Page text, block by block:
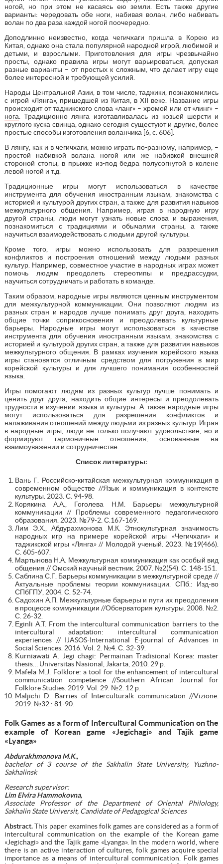
ногой, но при этом не касаясь ею земли. Есть также другие
варианты: чередовать обе ноги, набивая волан, либо набивать
волан по два раза каждой ногой поочередно.
Доподлинно неизвестно, когда чегичхаги пришла в Корею из
Китая, однако она стала популярной народной игрой, любимой и
детьми, и взрослыми. Приготовления для игры чрезвычайно
просты, однако правила игры могут варьироваться, допуская
разные варианты – от простых к сложным, что делает игру еще
более интересной и требующей усилий.
Народы Центральной Азии, в том числе, таджики, познакомились
с игрой «Лянга», пришедшей из Китая, в XII веке. Название игры
происходит от таджикского слова «ланг» – хромой или от «линг» –
нога . Традиционно лянга изготавливалась из козьей шерсти и
круглого куска свинца, однако сегодня сущестуют и другие, более
простые способы изготовления воланчика [6, c. 606].
В лянгу, как и в чегичхаги, можно играть по-разному, например, –
простой набивкой волана ногой или же набивкой внешней
стороной стопы, в прыжке из-под бедра полусогнутой в колене
левой ногой и т.д.
Традиционные игры могут использоваться в качестве
инструмента для обучения иностранным языкам, знакомства с
историей и культурой других стран, а также для развития навыков
межкультурного общения. Например, играя в народную игру
другой страны, люди могут узнать новые слова и выражения,
познакомиться с традициями и обычаями страны, а также
научиться взаимодействовать с людьми другой культуры.
Кроме того, игры можно использовать для разрешения
конфликтов и построения отношений между людьми разных
культур. Например, совместное участие в народных играх может
помочь людям преодолеть стереотипы и предрассудки,
научиться сотрудничать и работать в команде.
Таким образом, народные игры являются ценным инструментом
для межкультурной коммуникации. Они позволяют людям из
разных стран и народов лучше понимать друг друга, находить
общие точки соприкосновения и преодолевать культурные
барьеры. Народные игры могут использоваться в качестве
инструмента для обучения иностранным языкам, знакомства с
историей и культурой других стран, а также для развития навыков
межкультурного общения. В рамках изучения корейского языка
игры становятся отличным средством для погружения в мир
корейской культуры и для лучшего понимания особенностей
языка.
Игры помогают людям из разных культур лучше понимать и
ценить друг друга, находить общие интересы и преодолевать
трудности в изучении языка и культуры. А также народные игры
могут использоваться для разрешения конфликтов и
налаживания отношений между людьми из разных культур. Играя
в народные игры, люди не только получают удовольствие, но и
формируют гармоничные отношения, основанные на
взаимоуважении и сотрудничестве.
Список литературы:
Вань Г. Российско-китайская межкультурная коммуникация в
современном обществе //Язык и коммуникация в контексте
культуры. 2023. С. 94-98.
Корякина А.А., Гоголева Н.М. Барьеры межкультурной
коммуникации // Проблемы современного педагогического
образования. 2023. №79-2. С.167-169.
Лим Э.Х., Абдурахмонова М.К. Этнокультурная значимость
народных игр на примере корейской игры «Чегичхаги» и
таджикской игры «Лянга» // Молодой ученый. 2023. №19(466).
С. 605-607.
Мартынова Н.А. Межкультурная коммуникация как особый вид
общения // Омский научный вестник. 2007. №2(54). С. 148-151.
Саблина С.Г. Барьеры коммуникации в межкультурной среде //
Актуальные проблемы теории коммуникации. СПб.: Изд-во
СПбГПУ, 2004. С. 52-74.
Садохин А.П. Межкультурные барьеры и пути их преодоления
в процессе коммуникации //Обсерватория культуры. 2008. №2.
С. 26-32.
Еginli A.T. From the intercultural communication barriers to the
intercultural adaptation: intercultural communication
experiences // IJASOS-International E-journal of Advances in
Social Sciences. 2016. Vol. 2. №4. С. 32-39.
Kurniawati A. Jegi chagi: Permainan Tradisional Korea: master
thesis… Universitas Nasional, Jakarta, 2010. 29 р.
Mafela M.J. Folklore: a tool for the enhancement of intercultural
communication competence //Southern African Journal for
Folklore Studies. 2019. Vol. 29. №2. 12 р.
Maljichi D. Barries of Interculturalk communication //Vizione.
2019. №32.: 81-90.
Folk Games as a form of Intercultural Communication on the
example of Korean game «Jegichagi» and Tajik game
«Lyanga»
Abdurakhmonova M.K.,
bachelor of 3 course of the
Sakhalin State University, Yuzhno-
Sakhalinsk
Research supervisor:
Lim Elvira Hammokovna,
Associate Professor of the Department of Oriental Philology,
Sakhalin State Universit, Candidate of Pedagogical Sciences
Abstract.This paper examines folk games are considered as a form of
intercultural communication on the example of the Korean game
«Jegichagi» and the Tajik game «Lyanga». In the modern world, where
there is an active interaction of cultures, folk games acquire special
importance as a means of intercultural communication. Folk games